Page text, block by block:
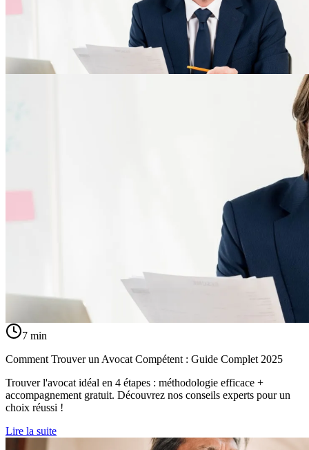
7 min
Comment Trouver un Avocat Compétent : Guide Complet 2025
Trouver l'avocat idéal en 4 étapes : méthodologie efficace +
accompagnement gratuit. Découvrez nos conseils experts pour un
choix réussi !
Lire la suite